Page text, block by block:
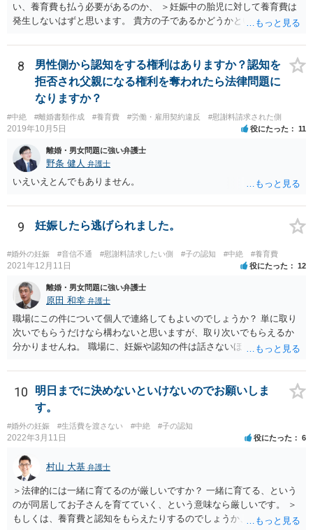
い、養育費も払う必要があるのか、 ＞妊娠中の胎児に対して養育費は
発生しないはずと思います。 貴方の子であるかどうかという問題は残
すが、仮に貴方の子であれば、認知はせざるを得ず、養育費の支払義
務も生じることになります。なお、妊娠中の胎児については、（事前
に話し合って養育費の取り決めをしておくことはできますが、母親が
胎児を代理して）養育費を請求することはできません。
8
男性側から認知をする権利はありますか？認知を
拒否され父親になる権利を奪われたら法律問題に
なりますか？
#中絶 #離婚書類作成 #養育費 #労働・雇用契約違反 #慰謝料請求された側
2019年10月5日 役にたった 11
離婚・男女問題に強い弁護士
野条 健人 弁護士
いえいえとんでもありません。
9 妊娠したら逃げられました。
#婚外の妊娠 #音信不通 #慰謝料請求したい側 #子の認知 #中絶 #養育費
2021年12月11日 役にたった 12
離婚・男女問題に強い弁護士
原田 和幸 弁護士
職場にこの件について個人で連絡してもよいのでしょうか？ 単に取り
次いでもらうだけなら構わないと思いますが、取り次いでもらえるか
分かりませんね。 職場に、妊娠や認知の件は話さないほうがよいと思
難しいと思われれば、弁護士に入ってもらうことも検討されてくださ
い。 一度、お近くの弁護士に相談されてみてもよいと思います。
10
明日までに決めないといけないのでお願いしま
す。
#婚外の妊娠 #生活費を渡さない #中絶 #子の認知
2022年3月11日 役にたった 6
村山 大基 弁護士
＞法律的には一緒に育てるのが厳しいですか？ 一緒に育てる、という
のが同居してお子さんを育てていく、という意味なら厳しいです。 ＞
もしくは、養育費と認知をもらえたりするのでしょうか、 相手が認知